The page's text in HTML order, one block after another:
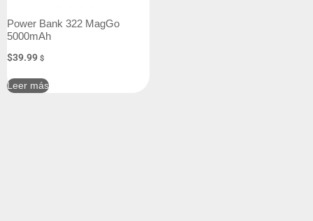
Power Bank 322 MagGo
5000mAh
$39.99 $
Leer más